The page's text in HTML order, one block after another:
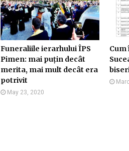
Funeraliile ierarhului ÎPS
Pimen: mai puțin decât
merita, mai mult decât era
potrivit
May 23, 2020